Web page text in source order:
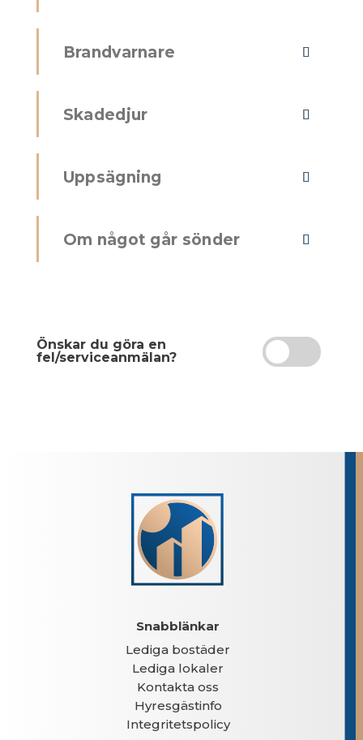
Brandvarnare
Skadedjur
Uppsägning
Om något går sönder
Önskar du göra en
fel/serviceanmälan?
Snabblänkar
Lediga bostäder
Lediga lokaler
Kontakta oss
Hyresgästinfo
Integritetspolicy